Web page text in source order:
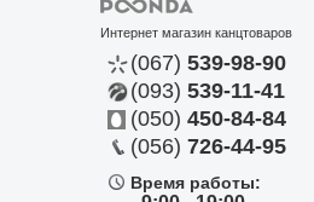
Интернет магазин канцтоваров
(067) 539-98-90
(093) 539-11-41
(050) 450-84-84
(056) 726-44-95
Время работы: